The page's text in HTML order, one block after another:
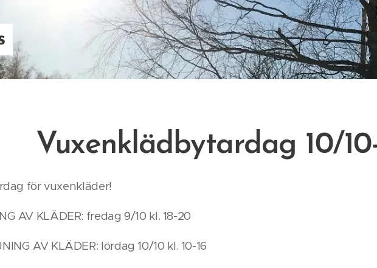
Vuxenklädbytardag 10/
för vuxenkläder!
AV KLÄDER: fredag 9/10 kl. 18-20
AV KLÄDER: lördag 10/10 kl. 10-16